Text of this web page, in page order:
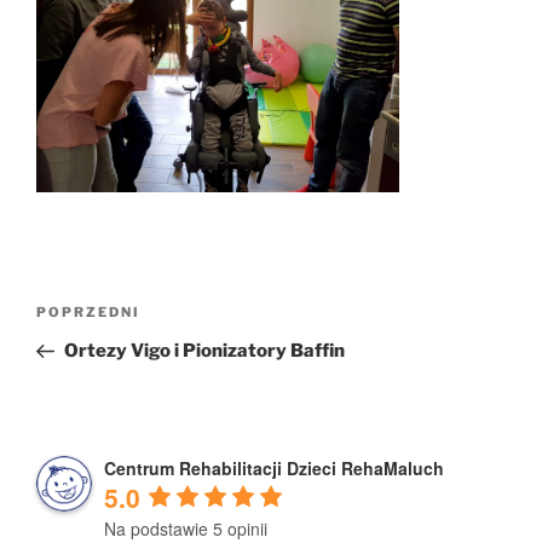
Nawigacja
Poprzedni
wpis
POPRZEDNI
Ortezy Vigo i Pionizatory Baffin
Centrum Rehabilitacji Dzieci RehaMaluch
5.0
Na podstawie 5 opinii